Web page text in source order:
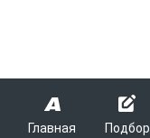
Главная Подбор